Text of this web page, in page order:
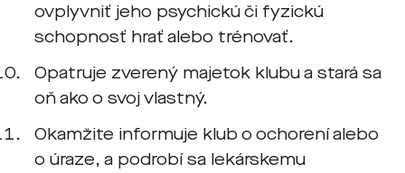
ovplyvniť jeho psychickú či fyzickú
schopnosť hrať alebo trénovať.
Opatruje zverený majetok klubu a stará sa
oň ako o svoj vlastný.
Okamžite informuje klub o ochorení alebo
o úraze, a podrobí sa lekárskemu